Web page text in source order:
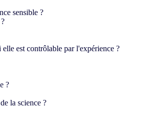
sensible ?
est contrôlable par l'expérience ?
?
la science ?